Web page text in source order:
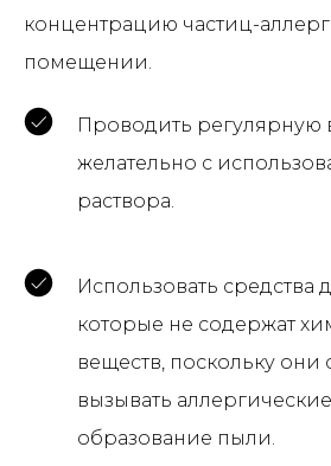
концентрацию частиц-
помещении.
Проводить регулярную
желательно с
раствора.
Использовать средства
которые не содержат
веществ, поскольку они
вызывать
образование пыли.